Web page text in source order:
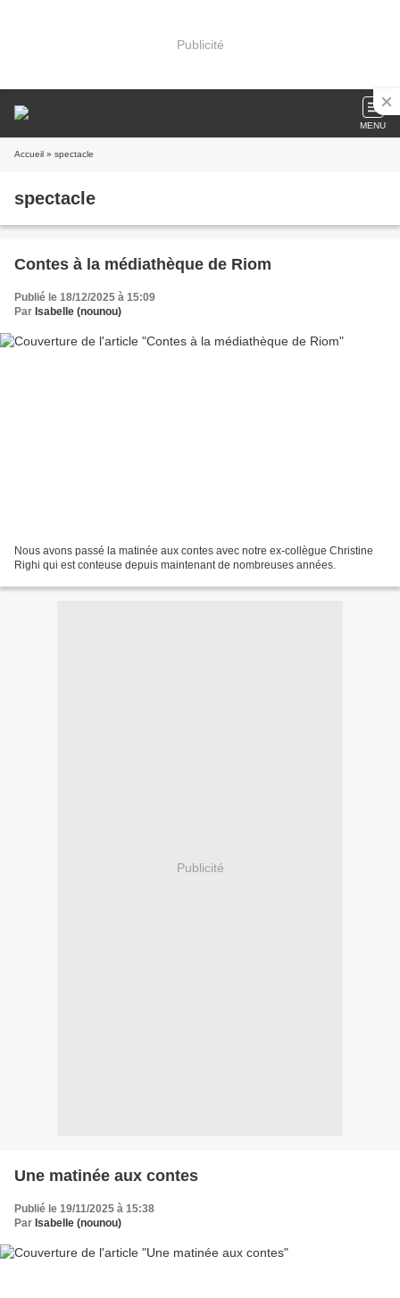
Publicité
MENU
Accueil » spectacle
spectacle
Contes à la médiathèque de Riom
Publié le 18/12/2025 à 15:09
Par Isabelle (nounou)
Nous avons passé la matinée aux contes avec notre ex-collègue Christine
Righi qui est conteuse depuis maintenant de nombreuses années.
Publicité
Une matinée aux contes
Publié le 19/11/2025 à 15:38
Par Isabelle (nounou)